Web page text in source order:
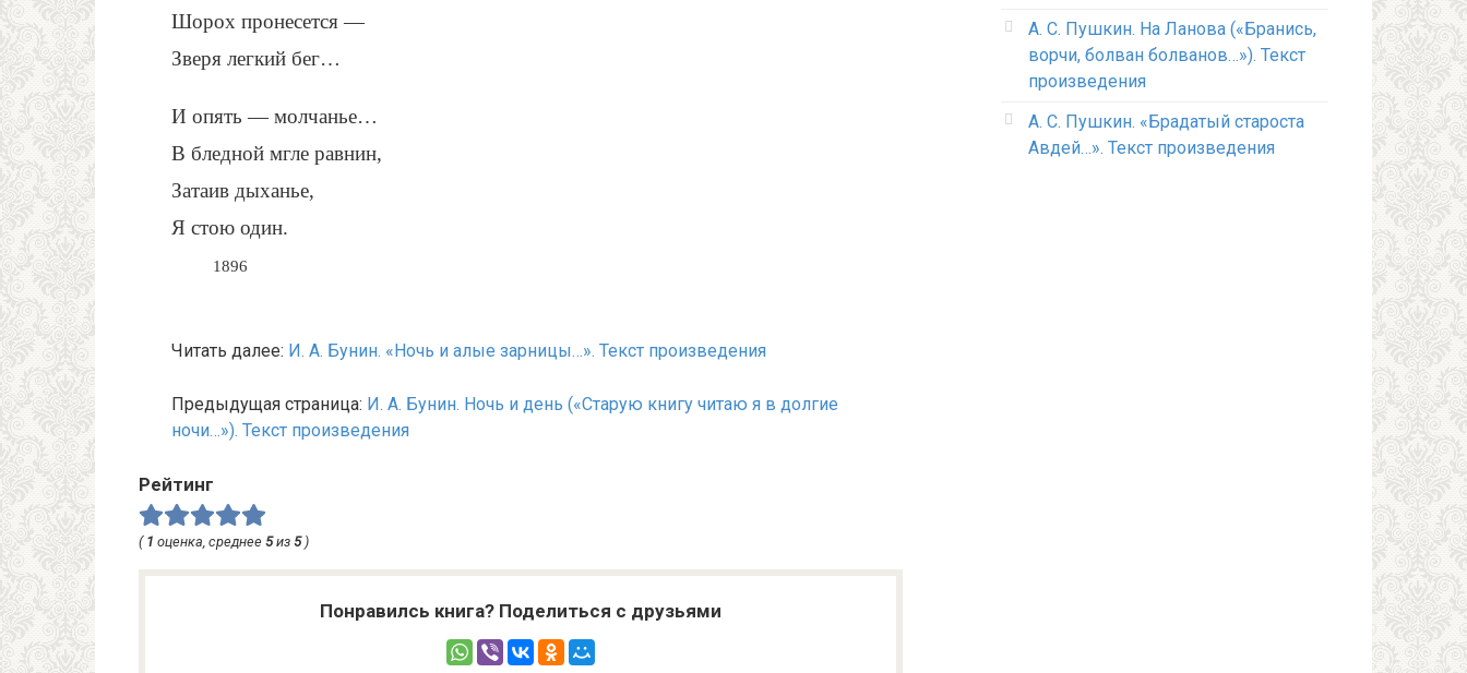
Шорох пронесется —
Зверя легкий бег…
И опять — молчанье…
В бледной мгле равнин,
Затаив дыханье,
Я стою один.
1896
Читать далее: И. А. Бунин. «Ночь и алые зарницы…». Текст произведения
Предыдущая страница: И. А. Бунин. Ночь и день («Старую книгу читаю я в долгие
ночи…»). Текст произведения
Рейтинг
( 1 оценка, среднее 5из 5)
Понравилсь книга? Поделиться с друзьями
А. С. Пушкин. На Ланова («Бранись,
ворчи, болван болванов…»). Текст
произведения
А. С. Пушкин. «Брадатый староста
Авдей…». Текст произведения